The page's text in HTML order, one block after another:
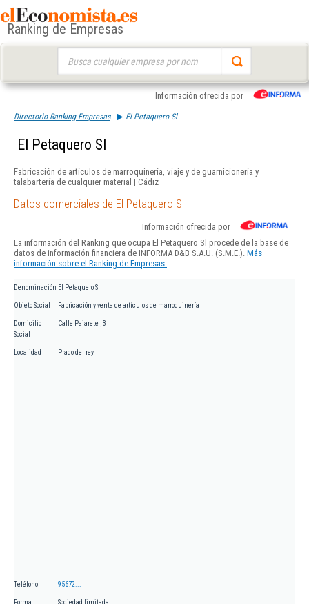
Ranking de Empresas
Información ofrecida por
Directorio Ranking Empresas El Petaquero Sl
El Petaquero Sl
Fabricación de artículos de marroquinería, viaje y de guarnicionería y
talabartería de cualquier material | Cádiz
Datos comerciales de El Petaquero Sl
Información ofrecida por
La información del Ranking que ocupa El Petaquero Sl procede de la base de
datos de información financiera de INFORMA D&B S.A.U. (S.M.E.). Más
información sobre el Ranking de Empresas.
Denominación El Petaquero Sl
Objeto Social Fabricación y venta de artículos de marroquinería
Domicilio
Social
Calle Pajarete , 3
Localidad Prado del rey
Teléfono 95672...